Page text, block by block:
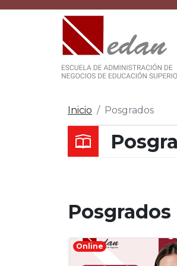
Inicio Posgrados
Posgrados
Online